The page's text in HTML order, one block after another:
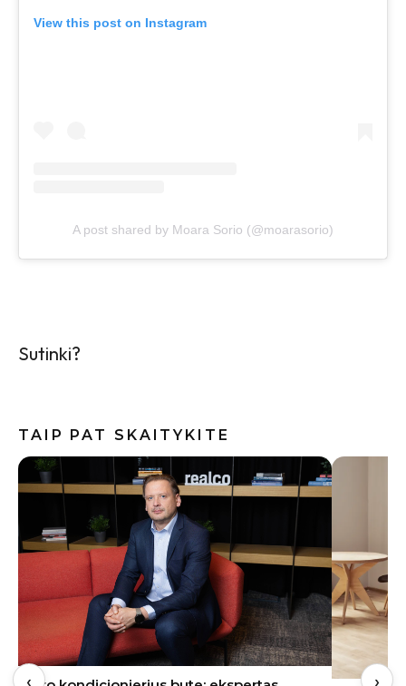
View this post on Instagram
A post shared by Moara Sorio (@moarasorio)
Sutinki?
TAIP PAT SKAITYKITE
‹ ›